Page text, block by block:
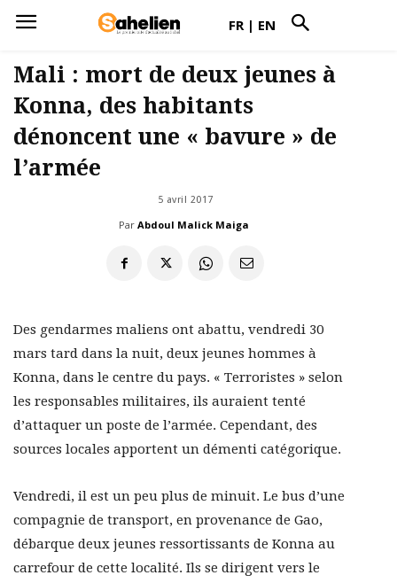
FR | EN
Mali : mort de deux jeunes à
Konna, des habitants
dénoncent une « bavure » de
l’armée
5 avril 2017
Par Abdoul Malick Maiga
Des gendarmes maliens ont abattu, vendredi 30
mars tard dans la nuit, deux jeunes hommes à
Konna, dans le centre du pays. « Terroristes » selon
les responsables militaires, ils auraient tenté
d’attaquer un poste de l’armée. Cependant, des
sources locales apportent un démenti catégorique.
Vendredi, il est un peu plus de minuit. Le bus d’une
compagnie de transport, en provenance de Gao,
débarque deux jeunes ressortissants de Konna au
carrefour de cette localité. Ils se dirigent vers le